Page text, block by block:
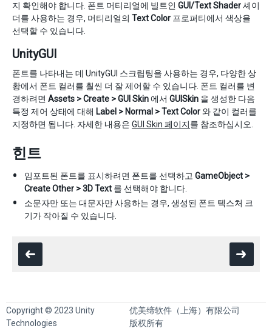
지 확인해야 합니다. 폰트 머티리얼에 빌트인 GUI/Text Shader셰이
더를 사용하는 경우, 머티리얼의 Text Color 프로퍼티에서 색상을
선택할 수 있습니다.
UnityGUI
폰트를 나타내는 데 UnityGUI 스크립팅을 사용하는 경우, 다양한 상
황에서 폰트 컬러를 훨씬 더 잘 제어할 수 있습니다. 폰트 컬러를 변
경하려면 Assets > Create > GUI Skin에서 GUISkin 을 생성한 다음
특정 제어 상태에 대해 Label > Normal > Text Color와 같이 컬러를
지정하면 됩니다. 자세한 내용은 GUI Skin 페이지를 참조하십시오.
힌트
임포트된 폰트를 표시하려면 폰트를 선택하고 GameObject >
Create Other > 3D Text 를 선택해야 합니다.
소문자만 또는 대문자만 사용하는 경우, 생성된 폰트 텍스처 크
기가 작아질 수 있습니다.
Copyright © 2023 Unity
Technologies
优美缔软件（上海）有限公司
版权所有